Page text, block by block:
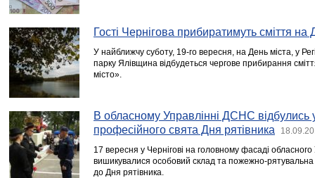
Гості Чернігова прибиратимуть сміття на
У найближчу суботу, 19-го вересня, на День міста, у
парку Ялівщина відбудеться чергове прибирання
місто».
В обласному Управлінні ДСНС відбулись
професійного свята Дня рятівника
17 вересня у Чернігові на головному фасаді
вишикувалися особовий склад та пожежно-рятувальна
до Дня рятівника.